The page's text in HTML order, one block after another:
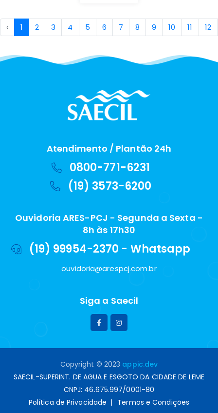
‹ 1 2 3 4 5 6 7 8 9 10 11 12
Atendimento / Plantão 24h
0800-771-6231
(19) 3573-6200
Ouvidoria ARES-PCJ - Segunda a Sexta -
8h às 17h30
(19) 99954-2370 - Whatsapp
ouvidoria@arespcj.com.br
Siga a Saecil
Copyright © 2023 appic.dev
SAECIL-SUPERINT. DE AGUA E ESGOTO DA CIDADE DE LEME
CNPJ: 46.675.997/0001-80
Política de Privacidade
Termos e Condições